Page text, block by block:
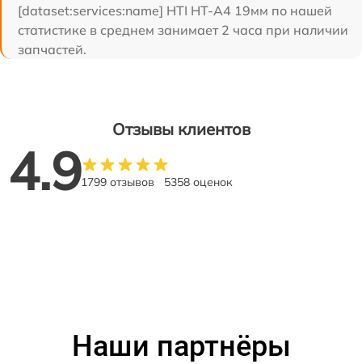
[dataset:services:name] HTI HT-A4 19мм по нашей
статистике в среднем занимает 2 часа при наличии
запчастей.
Отзывы клиентов
4.91799 отзывов 5358 оценок
Наши партнёры